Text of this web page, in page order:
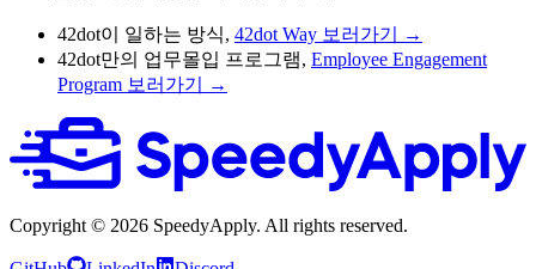
42dot이 일하는 방식, 42dot Way 보러가기 →
42dot만의 업무몰입 프로그램, Employee Engagement
Program 보러가기 →
Copyright © 2026 SpeedyApply. All rights reserved.